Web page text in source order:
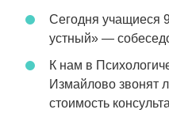
Сегодня учащиеся
устный» —
К нам в
Измайлово звонят
стоимость